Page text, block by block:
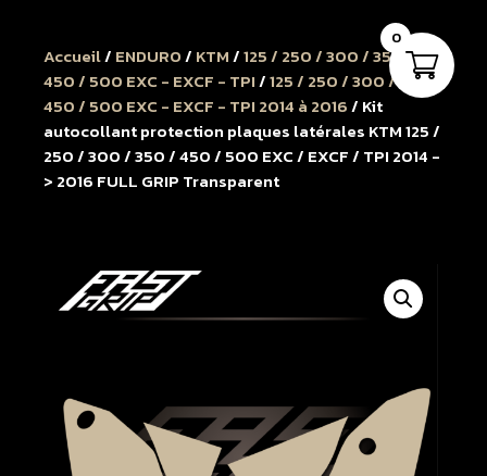
Accueil/ ENDURO/ KTM/125 / 250 / 300 / 350 /
450 / 500 EXC - EXCF - TPI/125 / 250 / 300 / 350 /
450 / 500 EXC - EXCF - TPI 2014 à 2016/ Kit
autocollant protection plaques latérales KTM 125 /
250 / 300 / 350 / 450 / 500 EXC / EXCF / TPI 2014 -
> 2016 FULL GRIP Transparent
0